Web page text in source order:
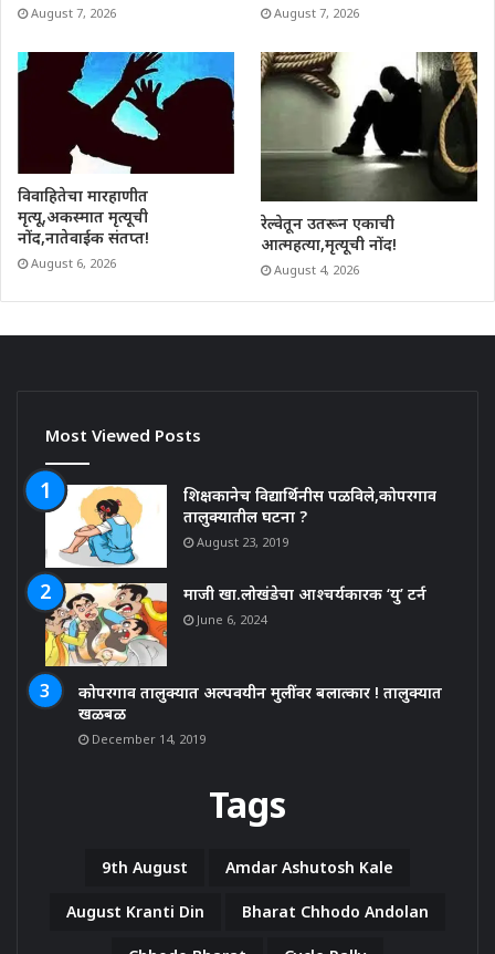
August 7, 2026 August 7, 2026
विवाहितेचा मारहाणीत
मृत्यू,अकस्मात मृत्यूची
नोंद,नातेवाईक संतप्त!
August 6, 2026
रेल्वेतून उतरून एकाची
आत्महत्या,मृत्यूची नोंद!
August 4, 2026
Most Viewed Posts
शिक्षकानेच विद्यार्थिनीस पळविले,कोपरगाव
तालुक्यातील घटना ?
August 23, 2019
माजी खा.लोखंडेचा आश्चर्यकारक ‘यु’ टर्न
June 6, 2024
कोपरगाव तालुक्यात अल्पवयीन मुलींवर बलात्कार ! तालुक्यात
खळबळ
December 14, 2019
Tags
9th August Amdar Ashutosh Kale
August Kranti Din Bharat Chhodo Andolan